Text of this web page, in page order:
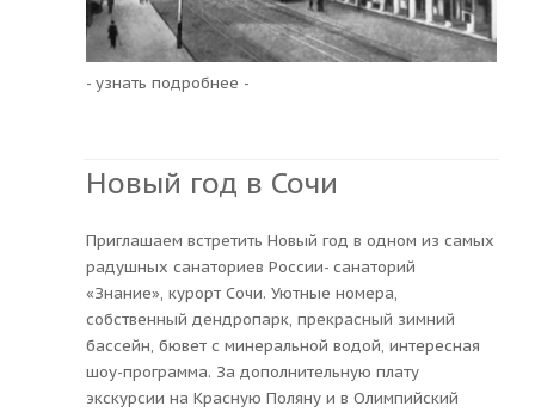
- узнать подробнее -
Новый год в Сочи
Приглашаем встретить Новый год в одном из самых
радушных санаториев России- санаторий
«Знание», курорт Сочи. Уютные номера,
собственный дендропарк, прекрасный зимний
бассейн, бювет с минеральной водой, интересная
шоу-программа. За дополнительную плату
экскурсии на Красную Поляну и в Олимпийский